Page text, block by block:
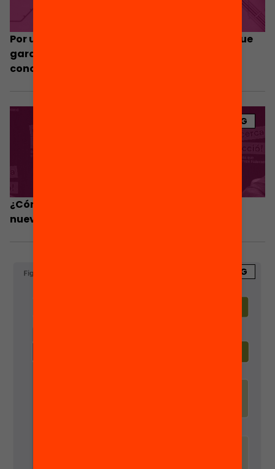
Por una política de nuevas oportunidades que
garantice la excelencia y que parta del
conocimiento
BLOG
¿Cómo hacer efectivos los programas de
nuevas oportunidades?
BLOG